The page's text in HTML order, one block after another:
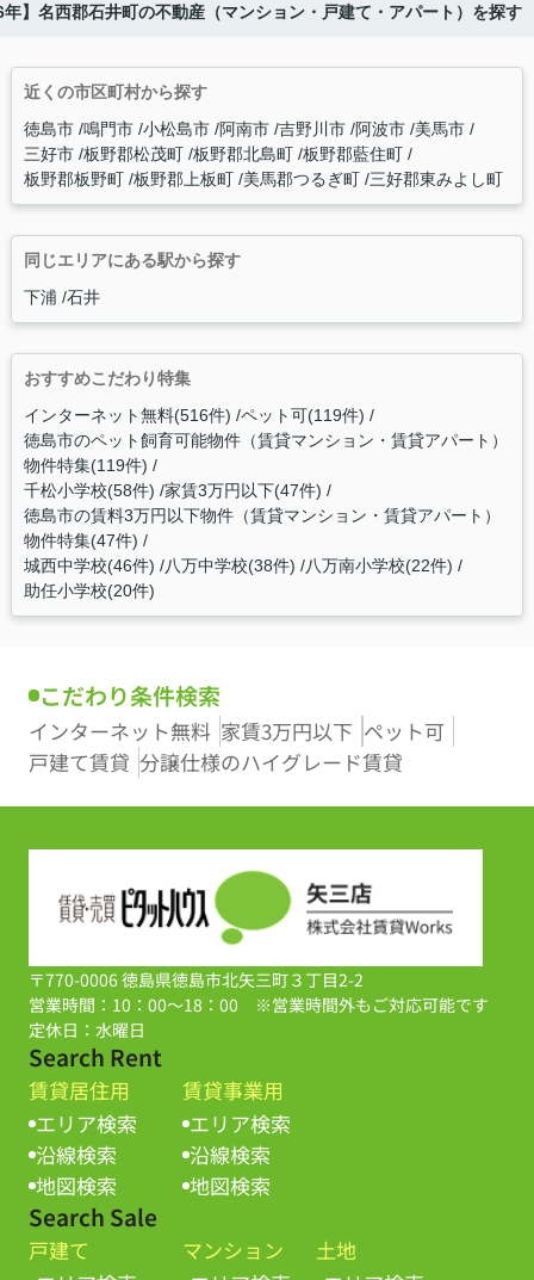
】名西郡石井町の不動産（マンション・戸建て・アパート）を探す
近くの市区町村から探す
徳島市 鳴門市 小松島市 阿南市 吉野川市 阿波市 美馬市
三好市 板野郡松茂町 板野郡北島町 板野郡藍住町
板野郡板野町 板野郡上板町 美馬郡つるぎ町 三好郡東みよし町
同じエリアにある駅から探す
下浦 石井
おすすめこだわり特集
インターネット無料(516件) ペット可(119件)
徳島市のペット飼育可能物件（賃貸マンション・賃貸アパート）
物件特集(119件)
千松小学校(58件) 家賃3万円以下(47件)
徳島市の賃料3万円以下物件（賃貸マンション・賃貸アパート）
物件特集(47件)
城西中学校(46件) 八万中学校(38件) 八万南小学校(22件)
助任小学校(20件)
こだわり条件検索
インターネット無料 家賃3万円以下 ペット可
戸建て賃貸 分譲仕様のハイグレード賃貸
〒770-0006 徳島県徳島市北矢三町３丁目2-2
営業時間：10：00～18：00 ※営業時間外もご対応可能です
定休日：水曜日
Search Rent
賃貸居住用
エリア検索
沿線検索
地図検索
賃貸事業用
エリア検索
沿線検索
地図検索
Search Sale
戸建て
マンション
土地